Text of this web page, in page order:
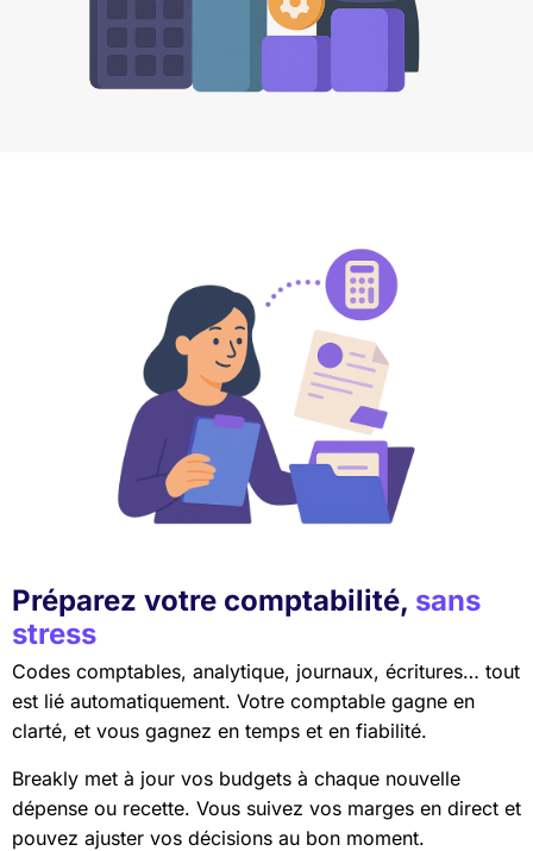
Préparez votre comptabilité, sans
stress
Codes comptables, analytique, journaux, écritures… tout
est lié automatiquement. Votre comptable gagne en
clarté, et vous gagnez en temps et en fiabilité.
Breakly met à jour vos budgets à chaque nouvelle
dépense ou recette. Vous suivez vos marges en direct et
pouvez ajuster vos décisions au bon moment.